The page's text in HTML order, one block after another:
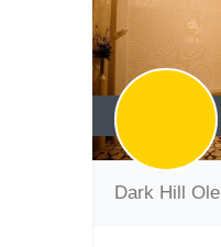
Dark Hill